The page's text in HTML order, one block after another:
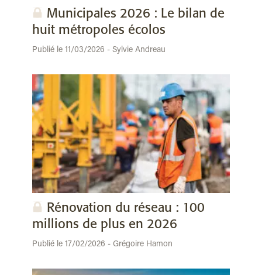
Municipales 2026 : Le bilan de
huit métropoles écolos
Publié le 11/03/2026 - Sylvie Andreau
Rénovation du réseau : 100
millions de plus en 2026
Publié le 17/02/2026 - Grégoire Hamon